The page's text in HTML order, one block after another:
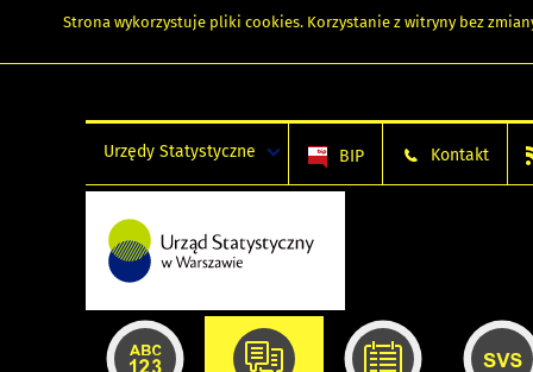
Strona wykorzystuje pliki cookies. Korzystanie z witryny bez
Urzędy Statystyczne BIP Kontakt